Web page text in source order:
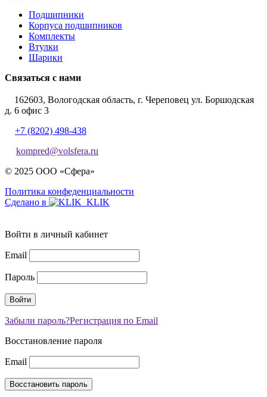
Подшипники
Корпуса подшипников
Комплекты
Втулки
Шарики
Связаться с нами
162603, Вологодская область, г. Череповец ул. Боршодская
д. 6 офис 3
+7 (8202) 498-438
kompred@volsfera.ru
© 2025 ООО «Сфера»
Политика конфеденциальности
Сделано в
Войти в личный кабинет
Email
Пароль
Забыли пароль?Регистрация по Email
Восстановление пароля
Email